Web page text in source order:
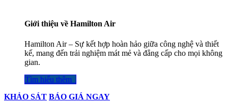
Giới thiệu về Hamilton Air
Hamilton Air – Sự kết hợp hoàn hảo giữa công nghệ và thiết
kế, mang đến trải nghiệm mát mẻ và đẳng cấp cho mọi không
gian.
Tìm hiểu thêm​​​​​​​​
KHẢO SÁT BÁO GIÁ NGAY